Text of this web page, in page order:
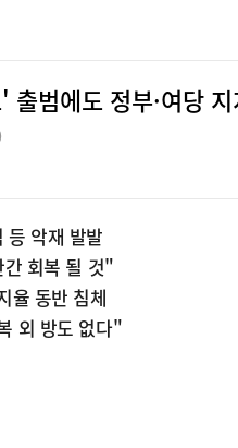
범에도 정부·여당
등 악재 발발
회복 될 것"
율 동반 침체
외 방도 없다"